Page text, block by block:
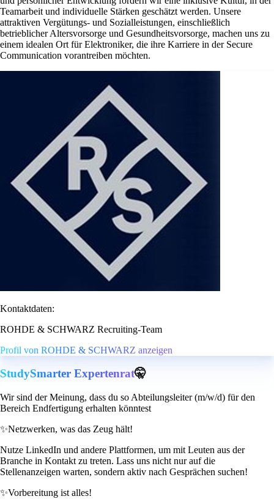
Teamarbeit und individuelle Stärken geschätzt werden. Unsere
attraktiven Vergütungs- und Sozialleistungen, einschließlich
betrieblicher Altersvorsorge und Gesundheitsvorsorge, machen uns zu
einem idealen Ort für Elektroniker, die ihre Karriere in der Secure
Communication vorantreiben möchten.
Kontaktdaten:
ROHDE & SCHWARZ Recruiting-Team
Profil von ROHDE & SCHWARZ anzeigen
StudySmarter Expertenrat🤫
Wir sind der Meinung, dass du so Abteilungsleiter (m/w/d) für den
Bereich Endfertigung erhalten könntest
✨Netzwerken, was das Zeug hält!
Nutze LinkedIn und andere Plattformen, um mit Leuten aus der
Branche in Kontakt zu treten. Lass uns nicht nur auf die
Stellenanzeigen warten, sondern aktiv nach Gesprächen suchen!
✨Vorbereitung ist alles!